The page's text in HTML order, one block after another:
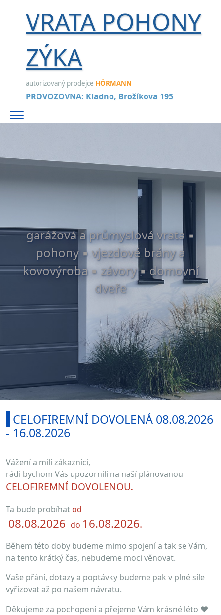
VRATA POHONY
ZÝKA
autorizovaný prodejce HÖRMANN
PROVOZOVNA: Kladno, Brožíkova 195
Menu
garážová a průmyslová vrata ▪
pohony ▪ vjezdové brány a
kovovýroba ▪ závory ▪ domovní
dveře
CELOFIREMNÍ DOVOLENÁ 08.08.2026
- 16.08.2026
Vážení a milí zákazníci,
rádi bychom Vás upozornili na naší plánovanou
CELOFIREMNÍ DOVOLENOU.
Ta bude probíhat od
08.08.2026 do 16.08.2026.
Během této doby budeme mimo spojení a tak se Vám,
na tento krátký čas, nebudeme moci věnovat.
Vaše přání, dotazy a poptávky budeme pak v plné síle
vyřizovat až po našem návratu.
Děkujeme za pochopení a přejeme Vám krásné léto ♥